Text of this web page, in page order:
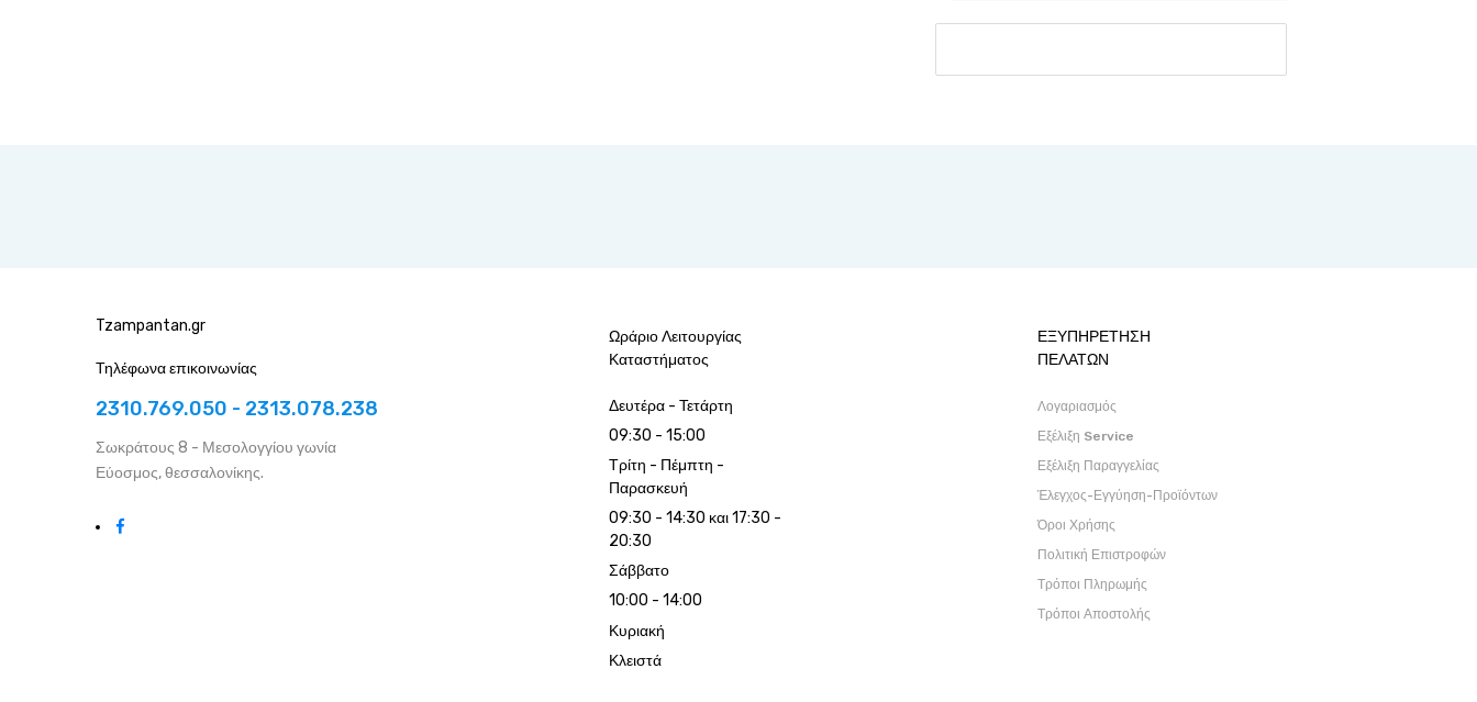
Tzampantan.gr
Τηλέφωνα επικοινωνίας
2310.769.050 - 2313.078.238
Σωκράτους 8 - Μεσολογγίου γωνία
Εύοσμος, θεσσαλονίκης.
Ωράριο Λειτουργίας
Καταστήματος
Δευτέρα - Τετάρτη
09:30 - 15:00
Τρίτη - Πέμπτη -
Παρασκευή
09:30 - 14:30 και 17:30 -
20:30
Σάββατο
10:00 - 14:00
Κυριακή
Κλειστά
ΕΞΥΠΗΡΕΤΗΣΗ
ΠΕΛΑΤΩΝ
Λογαριασμός
Εξέλιξη Service
Εξέλιξη Παραγγελίας
Έλεγχος-Εγγύηση-Προϊόντων
Όροι Χρήσης
Πολιτική Επιστροφών
Τρόποι Πληρωμής
Τρόποι Αποστολής